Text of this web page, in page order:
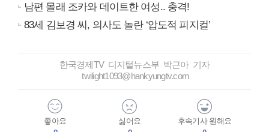
남편 몰래 조카와 데이트한 여성.. 충격!
83세 김보경 씨, 의사도 놀란 ‘압도적 피지컬’
한국경제TV 디지털뉴스부 박근아 기자
twilight1093@hankyungtv.com
좋아요
싫어요
후속기사 원해요